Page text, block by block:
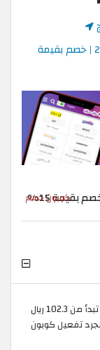
العودة إلى كود خصم طيران الخليج 2026 | خصم بقيمة
كوبون خصم
سافر من دبي إلى البحرين بتذكرة مخفضة تبدأ من 102.3 ريال
إلى خصم يصل إلى 15% بمجرد تفعيل كوبون